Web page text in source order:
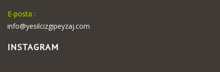
E-posta :
info@yesilcizgipeyzaj.com
INSTAGRAM